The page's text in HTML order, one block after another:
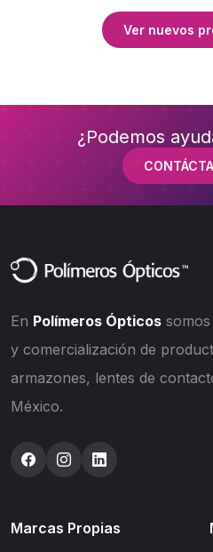
Ver nuevos
¿Podemos
En Polímeros Ópticos
y comercialización de
armazones, lentes de
México.
Marcas Propias